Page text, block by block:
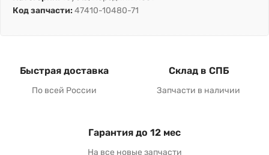
Код запчасти: 47410-10480-71
Быстрая доставка
По всей России
Склад в СПБ
Запчасти в наличии
Гарантия до 12 мес
На все новые запчасти